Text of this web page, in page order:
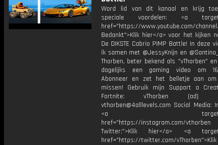
Word lid van dit kanaal en krijg
speciale voordelen: <a
href="https://www.youtube.com/channel/
Bedankt">Klik hier</a> voor het kijken
De DIKSTE Cabrio PIMP Battle! In deze
ik samen met @JessyKnijn en
Thorben, beter bekend als "vThorben"
dagelijks een gaming video om
Abonneer en zet het belletje aan
missen! Gebruik mijn Support a
Fortnite: vThorben (ad)
vthorben@4alllevels.com Social Media:
<a
href="https://instagram.com/vthorben
Twitter:">Klik hier</a> <a
href="https://twitter.com/